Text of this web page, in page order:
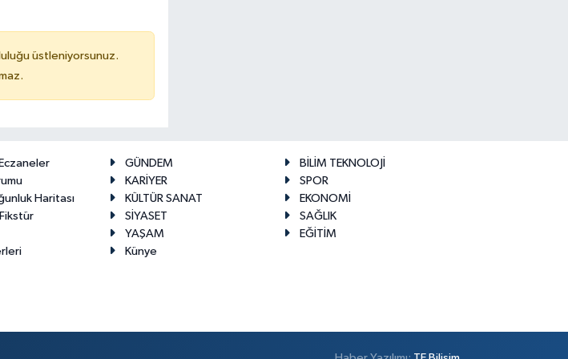
üstleniyorsunuz.
Haritası
GÜNDEM
BİLİM TEKNOLOJİ
KARİYER
SPOR
KÜLTÜR SANAT
EKONOMİ
SİYASET
SAĞLIK
YAŞAM
EĞİTİM
Künye